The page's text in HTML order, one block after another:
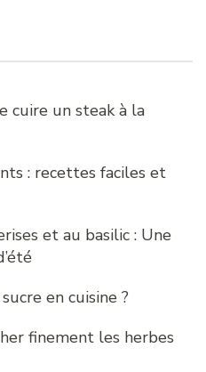
cuire un steak à la
: recettes faciles et
et au basilic : Une
en cuisine ?
finement les herbes